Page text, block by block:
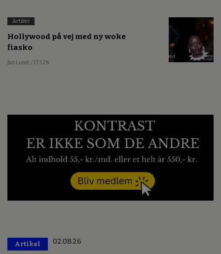
Artikel
Hollywood på vej med ny woke
fiasko
Jan Lund / 17.5.26
Artikel 02.08.26